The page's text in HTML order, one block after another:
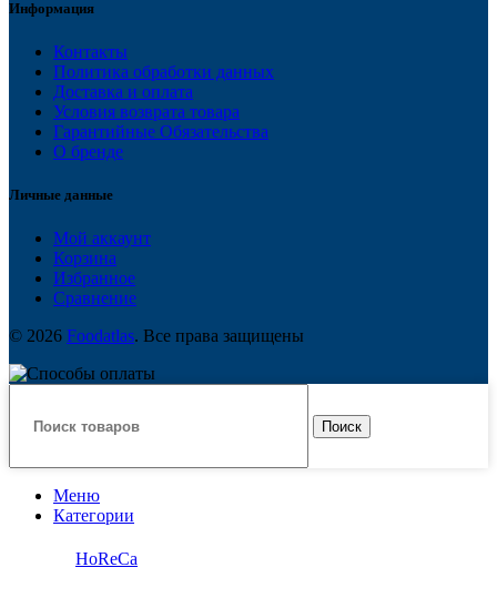
Информация
Контакты
Политика обработки данных
Доставка и оплата
Условия возврата товара
Гарантийные Обязательства
О бренде
Личные данные
Мой аккаунт
Корзина
Избранное
Сравнение
© 2026 Foodatlas. Все права защищены
Поиск
Меню
Категории
HoReCa